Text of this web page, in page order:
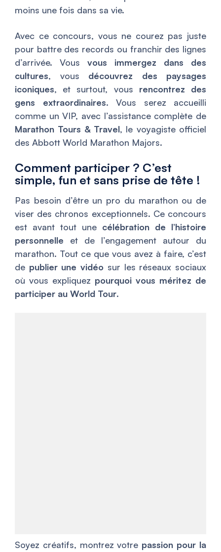
moins une fois dans sa vie.
Avec ce concours, vous ne courez pas juste
pour battre des records ou franchir des lignes
d’arrivée. Vous vous immergez dans des
cultures, vous découvrez des paysages
iconiques, et surtout, vous rencontrez des
gens extraordinaires. Vous serez accueilli
comme un VIP, avec l’assistance complète de
Marathon Tours & Travel, le voyagiste officiel
des Abbott World Marathon Majors.
Comment participer ? C’est
simple, fun et sans prise de tête !
Pas besoin d’être un pro du marathon ou de
viser des chronos exceptionnels. Ce concours
est avant tout une célébration de l’histoire
personnelle et de l’engagement autour du
marathon. Tout ce que vous avez à faire, c’est
de publier une vidéo sur les réseaux sociaux
où vous expliquez pourquoi vous méritez de
participer au World Tour.
Soyez créatifs, montrez votre passion pour la